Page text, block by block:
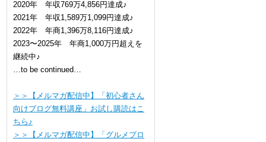
2020年 年収769万4,856円達成♪
2021年 年収1,589万1,099円達成♪
2022年 年商1,396万8,116円達成♪
2023〜2025年 年商1,000万円超えを
継続中♪
…to be continued…
＞＞【メルマガ配信中】「初心者さん
向けブログ無料講座」お試し購読はこ
ちら♪
＞＞【メルマガ配信中】「グルメブロ